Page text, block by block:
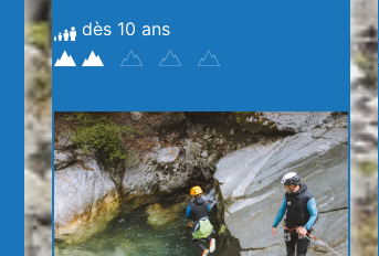
dès 10 ans